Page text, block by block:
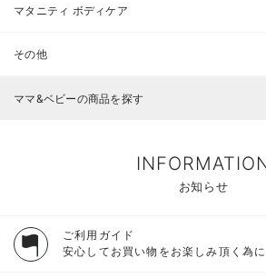
マタニティ ボディケア
その他
ママ&ベビーの商品を探す
お知らせ
ご利用ガイド
安心してお買い物をお楽しみ頂く為に